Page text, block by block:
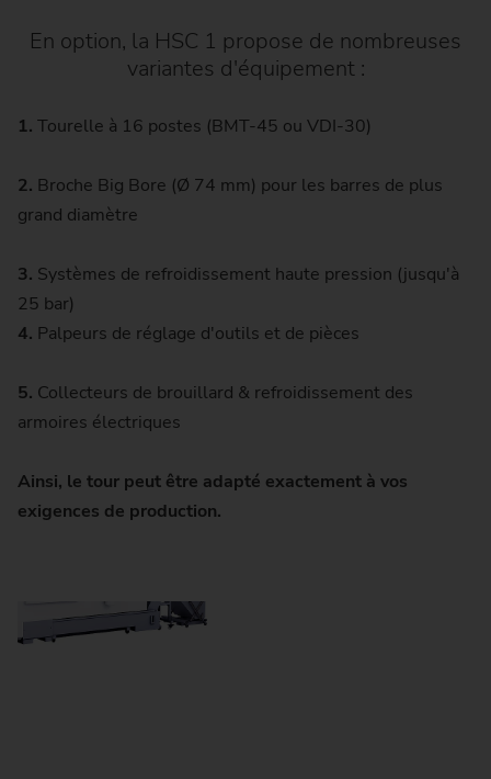
En option, la HSC 1 propose de nombreuses
variantes d'équipement :
1. Tourelle à 16 postes (BMT-45 ou VDI-30)
2. Broche Big Bore (Ø 74 mm) pour les barres de plus
grand diamètre
3. Systèmes de refroidissement haute pression (jusqu'à
25 bar)
4. Palpeurs de réglage d'outils et de pièces
5. Collecteurs de brouillard & refroidissement des
armoires électriques
Ainsi, le tour peut être adapté exactement à vos
exigences de production.